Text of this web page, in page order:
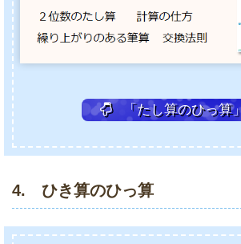
「たし算のひっ
4. ひき算のひっ算